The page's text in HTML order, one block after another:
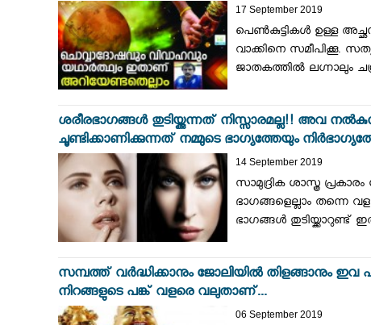
17 September 2019
പെൺകുട്ടികൾ ഉള്ള
വാക്കിനെ സമീപിക്കൂ.
ജാതകത്തിൽ ലഗ്നാലും
ശരീരഭാഗങ്ങള്‍ തുടിയ്ക്കുന്നത് നിസ്സാരമല്ല!! അവ
ചൂണ്ടിക്കാണിക്കുന്നത് നമ്മുടെ ഭാഗ്യത്തേയും
14 September 2019
സാമുദ്രിക ശാസ്ത്ര
ഭാഗങ്ങളെല്ലാം തന്നെ
ഭാഗങ്ങള്‍ തുടിയ്ക്കാറുണ്ട്
സമ്പത്ത് വർദ്ധിക്കാനും ജോലിയിൽ തിളങ്ങാനും ഇവ
നിറങ്ങളുടെ പങ്ക് വളരെ വലുതാണ്...
06 September 2019